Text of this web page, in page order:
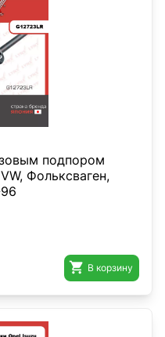
подпором
Фольксваген,
 В корзину